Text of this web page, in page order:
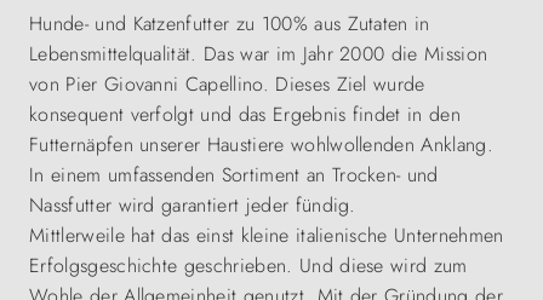
Hunde- und Katzenfutter zu 100% aus Zutaten in
Lebensmittelqualität. Das war im Jahr 2000 die Mission
von Pier Giovanni Capellino. Dieses Ziel wurde
konsequent verfolgt und das Ergebnis findet in den
Futternäpfen unserer Haustiere wohlwollenden Anklang.
In einem umfassenden Sortiment an Trocken- und
Nassfutter wird garantiert jeder fündig.
Mittlerweile hat das einst kleine italienische Unternehmen
Erfolgsgeschichte geschrieben. Und diese wird zum